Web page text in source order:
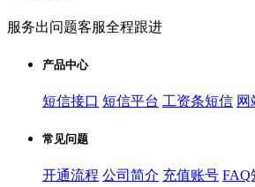
服务出问题客服全程跟进
产品中心
短信接口 短信平台 工资条短信 网
常见问题
开通流程 公司简介 充值账号 FAQ